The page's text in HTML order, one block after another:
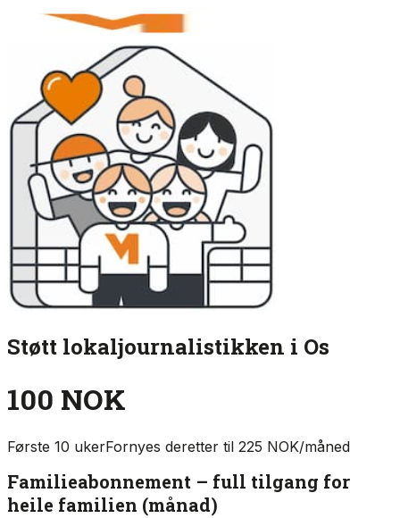
Støtt lokaljournalistikken i Os
100 NOK
Første 10 ukerFornyes deretter til 225 NOK/måned
Familieabonnement – full tilgang for
heile familien (månad)